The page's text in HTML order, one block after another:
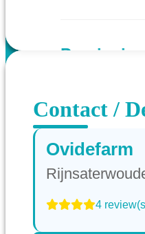
Provincie
Contact /
Ovidefarm
4